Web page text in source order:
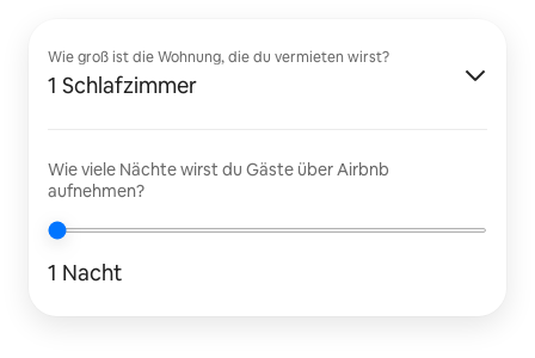
Wie groß ist die Wohnung, die du vermieten wirst?
1 Schlafzimmer
Wie viele Nächte wirst du Gäste über Airbnb
aufnehmen?
1 Nacht